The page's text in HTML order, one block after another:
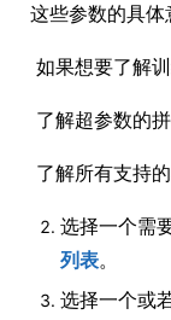
这些参数的具体
如果想要了解
了解超参数的
了解所有支持
选择一个需
列表。
选择一个或